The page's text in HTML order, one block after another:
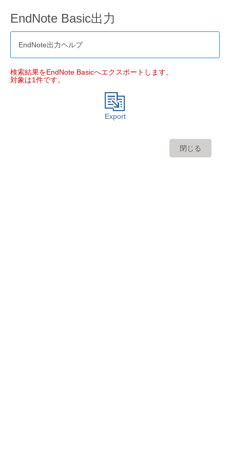
EndNote Basic出力
EndNote出力ヘルプ
検索結果をEndNote Basicへエクスポートします。
対象は1件です。
Export